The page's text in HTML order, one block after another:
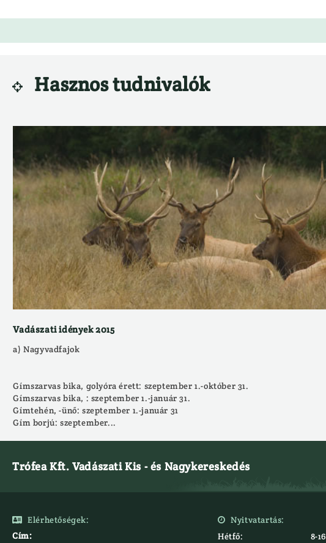
 Hasznos tudnivalók
Vadászati idények 2015
a) Nagyvadfajok
Gímszarvas bika, golyóra érett: szeptember 1.-október 31.
Gímszarvas bika, : szeptember 1.-január 31.
Gímtehén, -ünő: szeptember 1.-január 31
Gím borjú: szeptember...
Trófea Kft. Vadászati Kis - és Nagykereskedés

Elérhetőségek:
Cím:

Nyitvatartás:
Hétfő:
8-16